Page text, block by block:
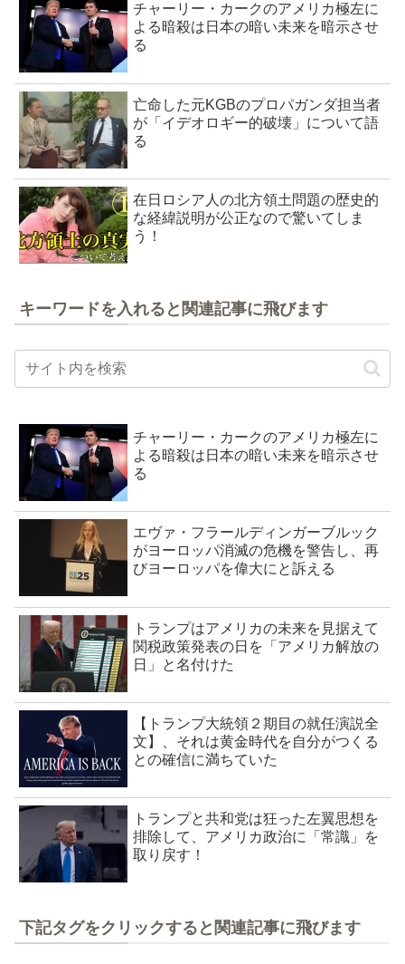
チャーリー・カークのアメリカ極左に
よる暗殺は日本の暗い未来を暗示させ
る
亡命した元KGBのプロパガンダ担当者
が「イデオロギー的破壊」について語
る
在日ロシア人の北方領土問題の歴史的
な経緯説明が公正なので驚いてしま
う！
キーワードを入れると関連記事に飛びます
チャーリー・カークのアメリカ極左に
よる暗殺は日本の暗い未来を暗示させ
る
エヴァ・フラールディンガーブルック
がヨーロッパ消滅の危機を警告し、再
びヨーロッパを偉大にと訴える
トランプはアメリカの未来を見据えて
関税政策発表の日を「アメリカ解放の
日」と名付けた
【トランプ大統領２期目の就任演説全
文】、それは黄金時代を自分がつくる
との確信に満ちていた
トランプと共和党は狂った左翼思想を
排除して、アメリカ政治に「常識」を
取り戻す！
下記タグをクリックすると関連記事に飛びます